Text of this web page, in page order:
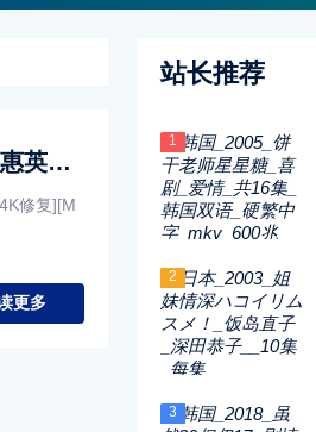
[中国香港][邵氏电影][1984][新飞狐外传][黄日华/万梓良/惠英红][国粤双语中英字][4K修复][MKV/2.77G]
修复][M
更多
站长推荐
1
2
3